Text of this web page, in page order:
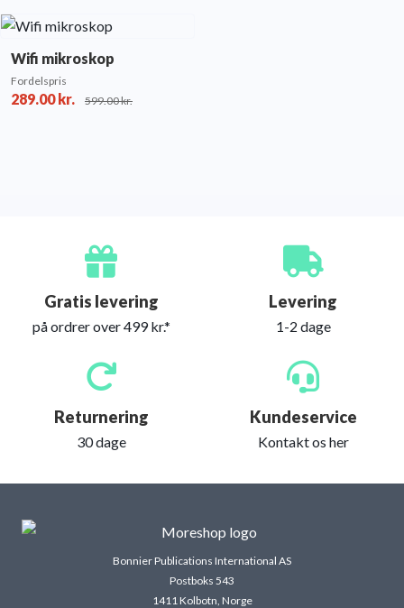
Wifi mikroskop
Fordelspris
289.00kr. 599.00kr.
Gratis levering
på ordrer over 499 kr.*
Levering
1-2 dage
Returnering
30 dage
Kundeservice
Kontakt os her
Bonnier Publications International AS
Postboks 543
1411 Kolbotn, Norge